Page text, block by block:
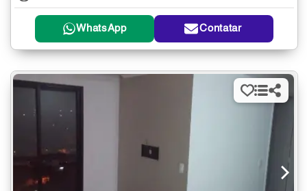
WhatsApp Contatar